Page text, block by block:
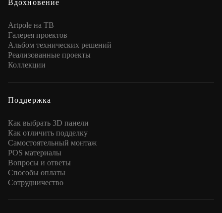
Вдохновение
Artpole на ТВ
Галерея проектов
Альбом технических решений
Реализованные проекты
Коллекции
Поддержка
Как выбрать 3D панели
Как отличить подделку
Самостоятельный монтаж
POS материалы
Вопросы и ответы
Способы оплаты
Сотрудничество